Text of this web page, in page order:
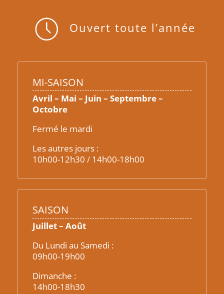
Ouvert toute l’année
MI-SAISON
Avril – Mai – Juin – Septembre –
Octobre
Fermé le mardi
Les autres jours :
10h00-12h30 / 14h00-18h00
SAISON
Juillet – Août
Du Lundi au Samedi :
09h00-19h00
Dimanche :
14h00-18h30